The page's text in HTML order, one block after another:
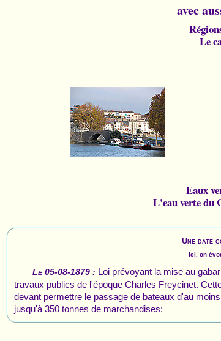
avec
Le
Eaux
L'eau verte du
Une date
Ici, on
Le 05-08-1879 : Loi prévoyant la mise au
travaux publics de l'époque Charles Freycinet.
devant permettre le passage de bateaux d'au
jusqu'à 350 tonnes de marchandises;